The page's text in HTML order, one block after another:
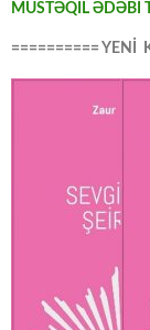
MÜSTƏQİL ƏDƏBİ
========== YENİ